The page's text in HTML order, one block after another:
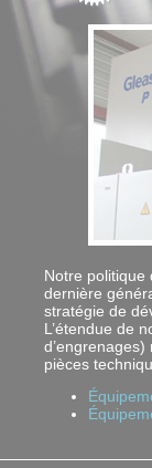
Notre politique
dernière
stratégie de
L’étendue de
pièces